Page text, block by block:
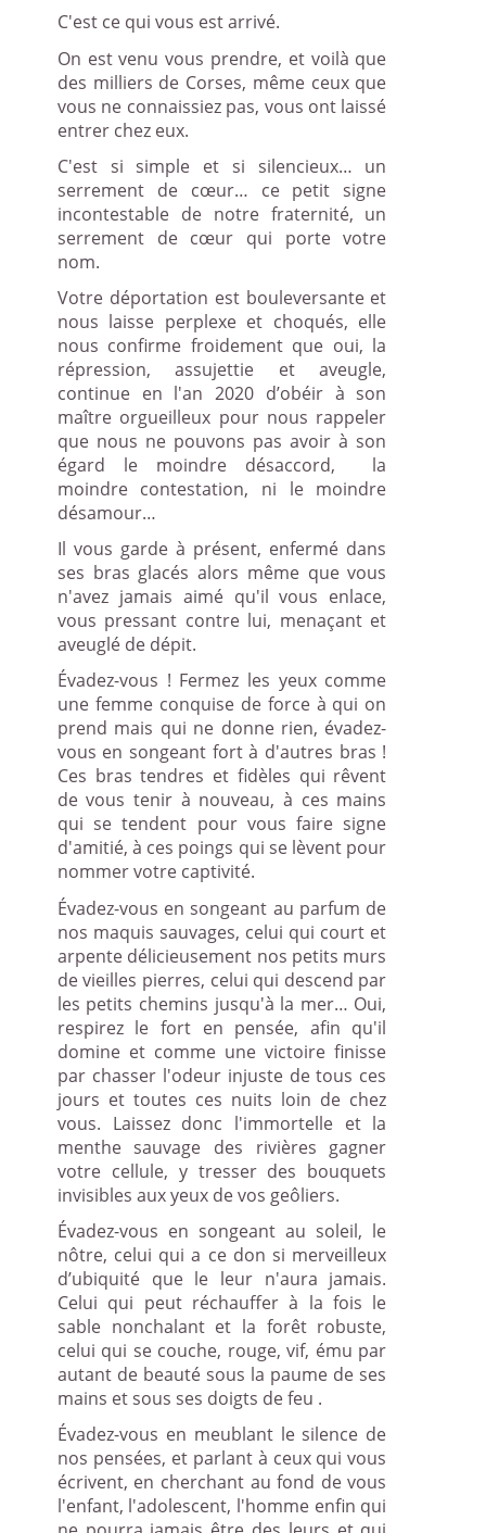
C'est ce qui vous est arrivé.
On est venu vous prendre, et voilà que
des milliers de Corses, même ceux que
vous ne connaissiez pas, vous ont laissé
entrer chez eux.
C'est si simple et si silencieux… un
serrement de cœur… ce petit signe
incontestable de notre fraternité, un
serrement de cœur qui porte votre
nom.
Votre déportation est bouleversante et
nous laisse perplexe et choqués, elle
nous confirme froidement que oui, la
répression, assujettie et aveugle,
continue en l'an 2020 d’obéir à son
maître orgueilleux pour nous rappeler
que nous ne pouvons pas avoir à son
égard le moindre désaccord,
la
moindre contestation, ni le moindre
désamour…
Il vous garde à présent, enfermé dans
ses bras glacés alors même que vous
n'avez jamais aimé qu'il vous enlace,
vous pressant contre lui, menaçant et
aveuglé de dépit.
Évadez-vous ! Fermez les yeux comme
une femme conquise de force à qui on
prend mais qui ne donne rien, évadez-
vous en songeant fort à d'autres bras !
Ces bras tendres et fidèles qui rêvent
de vous tenir à nouveau, à ces mains
qui se tendent pour vous faire signe
d'amitié, à ces poings qui se lèvent pour
nommer votre captivité.
Évadez-vous en songeant au parfum de
nos maquis sauvages, celui qui court et
arpente délicieusement nos petits murs
de vieilles pierres, celui qui descend par
les petits chemins jusqu'à la mer… Oui,
respirez le fort en pensée, afin qu'il
domine et comme une victoire finisse
par chasser l'odeur injuste de tous ces
jours et toutes ces nuits loin de chez
vous. Laissez donc l'immortelle et la
menthe sauvage des rivières gagner
votre cellule, y tresser des bouquets
invisibles aux yeux de vos geôliers.
Évadez-vous en songeant au soleil, le
nôtre, celui qui a ce don si merveilleux
d’ubiquité que le leur n'aura jamais.
Celui qui peut réchauffer à la fois le
sable nonchalant et la forêt robuste,
celui qui se couche, rouge, vif, ému par
autant de beauté sous la paume de ses
mains et sous ses doigts de feu .
Évadez-vous en meublant le silence de
nos pensées, et parlant à ceux qui vous
écrivent, en cherchant au fond de vous
l'enfant, l'adolescent, l'homme enfin qui